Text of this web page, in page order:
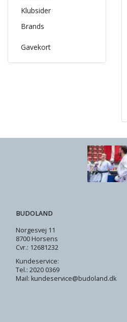
Klubsider
Brands
Gavekort
BUDOLAND
Norgesvej 11
8700 Horsens
Cvr.: 12681232
Kundeservice:
Tel.: 2020 0369
Mail: kundeservice@budoland.dk